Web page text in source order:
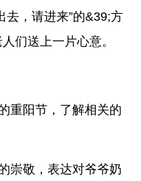
去，请进来”的&39;方
们送上一片心意。
重阳节，了解相关的
崇敬，表达对爷爷奶